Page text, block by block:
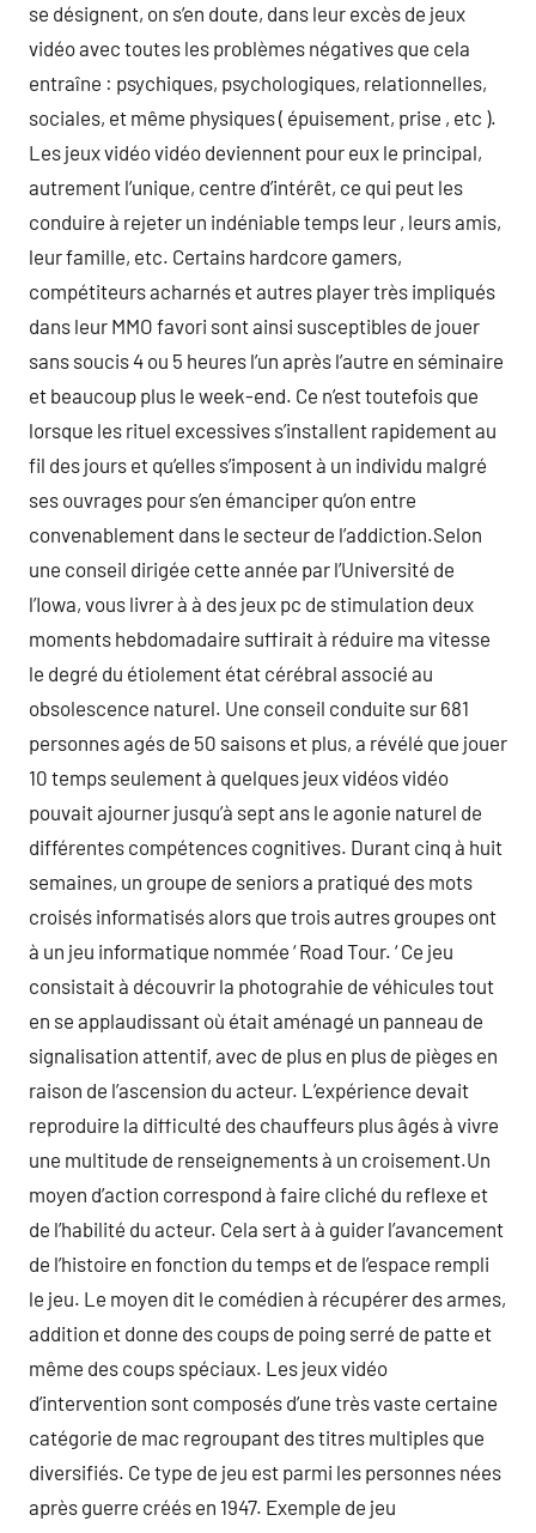
se désignent, on s’en doute, dans leur excès de jeux
vidéo avec toutes les problèmes négatives que cela
entraîne : psychiques, psychologiques, relationnelles,
sociales, et même physiques ( épuisement, prise , etc ).
Les jeux vidéo vidéo deviennent pour eux le principal,
autrement l’unique, centre d’intérêt, ce qui peut les
conduire à rejeter un indéniable temps leur , leurs amis,
leur famille, etc. Certains hardcore gamers,
compétiteurs acharnés et autres player très impliqués
dans leur MMO favori sont ainsi susceptibles de jouer
sans soucis 4 ou 5 heures l’un après l’autre en séminaire
et beaucoup plus le week-end. Ce n’est toutefois que
lorsque les rituel excessives s’installent rapidement au
fil des jours et qu’elles s’imposent à un individu malgré
ses ouvrages pour s’en émanciper qu’on entre
convenablement dans le secteur de l’addiction.Selon
une conseil dirigée cette année par l’Université de
l’Iowa, vous livrer à à des jeux pc de stimulation deux
moments hebdomadaire suffirait à réduire ma vitesse
le degré du étiolement état cérébral associé au
obsolescence naturel. Une conseil conduite sur 681
personnes agés de 50 saisons et plus, a révélé que jouer
10 temps seulement à quelques jeux vidéos vidéo
pouvait ajourner jusqu’à sept ans le agonie naturel de
différentes compétences cognitives. Durant cinq à huit
semaines, un groupe de seniors a pratiqué des mots
croisés informatisés alors que trois autres groupes ont
à un jeu informatique nommée ‘ Road Tour. ‘ Ce jeu
consistait à découvrir la photograhie de véhicules tout
en se applaudissant où était aménagé un panneau de
signalisation attentif, avec de plus en plus de pièges en
raison de l’ascension du acteur. L’expérience devait
reproduire la difficulté des chauffeurs plus âgés à vivre
une multitude de renseignements à un croisement.Un
moyen d’action correspond à faire cliché du reflexe et
de l’habilité du acteur. Cela sert à à guider l’avancement
de l’histoire en fonction du temps et de l’espace rempli
le jeu. Le moyen dit le comédien à récupérer des armes,
addition et donne des coups de poing serré de patte et
même des coups spéciaux. Les jeux vidéo
d’intervention sont composés d’une très vaste certaine
catégorie de mac regroupant des titres multiples que
diversifiés. Ce type de jeu est parmi les personnes nées
après guerre créés en 1947. Exemple de jeu